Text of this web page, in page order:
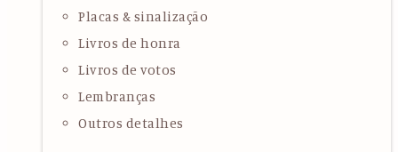
Placas & sinalização
Livros de honra
Livros de votos
Lembranças
Outros detalhes